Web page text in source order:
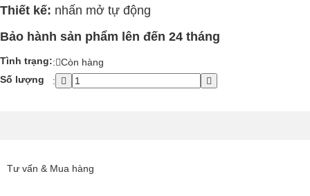
Thiết kế: nhấn mở tự động
Bảo hành sản phẩm lên đến 24 tháng
Tình trạng:: Còn hàng
Số lượng
:
Tư vấn & Mua hàng